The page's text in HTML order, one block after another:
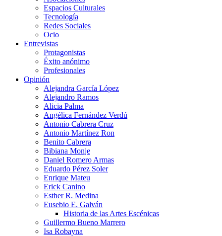
Espacios Culturales
Tecnología
Redes Sociales
Ocio
Entrevistas
Protagonistas
Éxito anónimo
Profesionales
Opinión
Alejandra García López
Alejandro Ramos
Alicia Palma
Angélica Fernández Verdú
Antonio Cabrera Cruz
Antonio Martínez Ron
Benito Cabrera
Bibiana Monje
Daniel Romero Armas
Eduardo Pérez Soler
Enrique Mateu
Erick Canino
Esther R. Medina
Eusebio E. Galván
Historia de las Artes Escénicas
Guillermo Bueno Marrero
Isa Robayna